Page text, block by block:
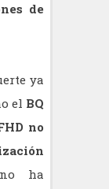
de
ya
el BQ
no
ha